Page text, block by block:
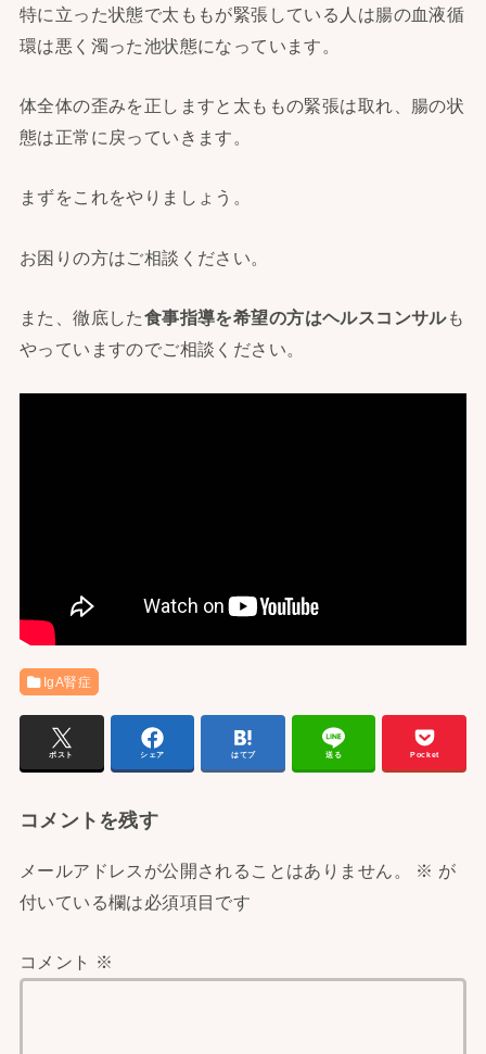
特に立った状態で太ももが緊張している人は腸の血液循
環は悪く濁った池状態になっています。
体全体の歪みを正しますと太ももの緊張は取れ、腸の状
態は正常に戻っていきます。
まずをこれをやりましょう。
お困りの方はご相談ください。
また、徹底した食事指導を希望の方はヘルスコンサルも
やっていますのでご相談ください。
IgA腎症
ポスト シェア はてブ 送る Pocket
コメントを残す
メールアドレスが公開されることはありません。 ※ が
付いている欄は必須項目です
コメント ※